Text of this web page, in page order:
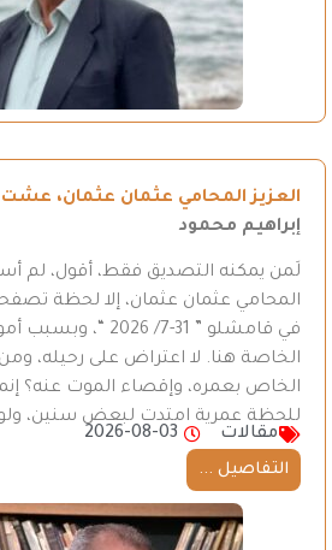
العزيز المحامي عثمان عثمان، عشت
إبراهيم محمود
لَمن يمكنه التصديق فقط، أقول، لم
المحامي عثمان عثمان، إلا لحظة
في قامشلو ” 31-7/
الخاصة هنا. لا اعتراض على رحيله،
الخاص بعمره، وإقصاء الموت عنه؟ إنما
للحظة عمرية امتدت لبعض سنين،
مقالات
2026-08-03
التفاصيل ...